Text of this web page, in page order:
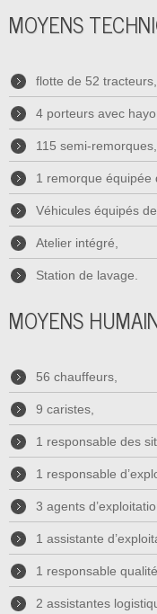
MOYENS
flotte de 52 tracteurs,
4 porteurs avec
115 semi-remorques,
1 remorque équipée
Véhicules équipés
Atelier intégré,
Station de lavage.
MOYENS
56 chauffeurs,
9 caristes,
1 responsable des
1 responsable
3 agents
1 assistante
1 responsable qualité,
2 assistantes